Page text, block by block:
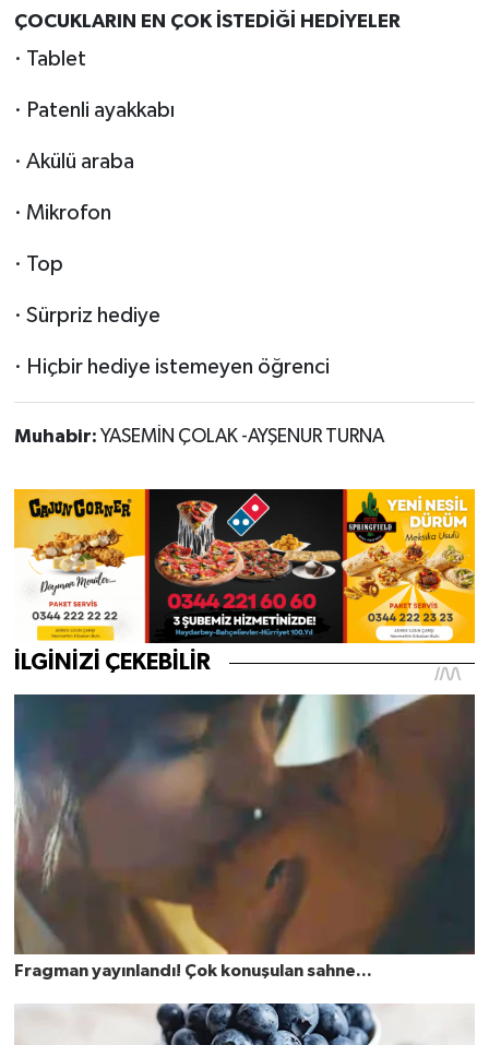
ÇOCUKLARIN EN ÇOK İSTEDİĞİ HEDİYELER
· Tablet
· Patenli ayakkabı
· Akülü araba
· Mikrofon
· Top
· Sürpriz hediye
· Hiçbir hediye istemeyen öğrenci
Muhabir: YASEMİN ÇOLAK -AYŞENUR TURNA